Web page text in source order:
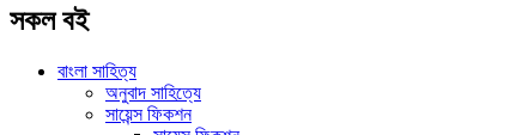
সকল বই
বাংলা সাহিত্য
অনুবাদ সাহিত্যে
সায়েন্স ফিকশন